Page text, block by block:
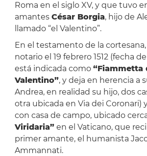
Roma en el siglo XV, y que tuvo
amantes César Borgia, hijo de
llamado “el Valentino”.
En el testamento de la
notario el 19 febrero 1512 (fecha
está indicada como “Fiammetta
Valentino”, y deja en herencia a
Andrea, en realidad su hijo, dos
otra ubicada en Via dei Coronari)
con casa de campo, ubicado
Viridaria”en el Vaticano, que
primer amante, el humanista
Ammannati.